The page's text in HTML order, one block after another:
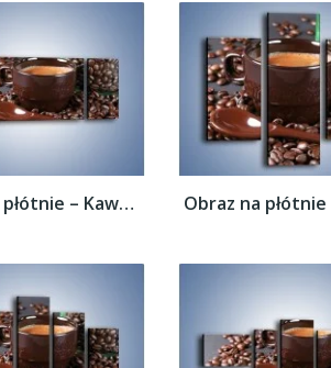
Obraz na płótnie – Kawa w ciemnej...